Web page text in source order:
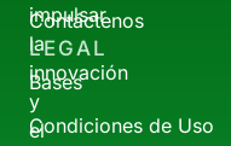
impulsar
la
innovación
y
el
Contáctenos
LEGAL
Bases
Condiciones de Uso